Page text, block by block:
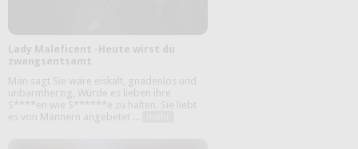
Lady Maleficent -Heute wirst du
zwangsentsamt
Man sagt Sie wäre eiskalt, gnadenlos und
unbarmherzig, Würde es lieben ihre
S****en wie S******e zu halten. Sie liebt
es von Männern angebetet ...